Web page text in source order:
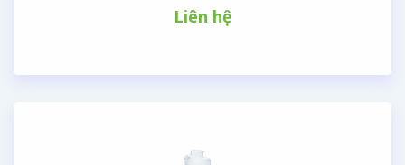
Liên hệ